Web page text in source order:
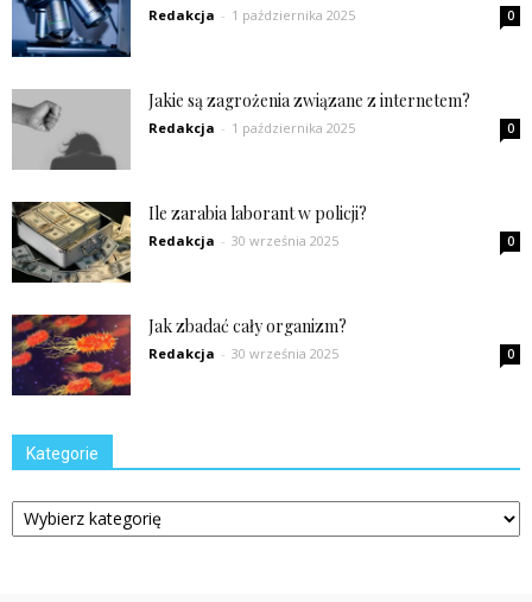
Redakcja - 1 października 2025 0
Jakie są zagrożenia związane z internetem?
Redakcja - 1 października 2025 0
Ile zarabia laborant w policji?
Redakcja - 30 września 2025 0
Jak zbadać cały organizm?
Redakcja - 30 września 2025 0
Kategorie
Kategorie